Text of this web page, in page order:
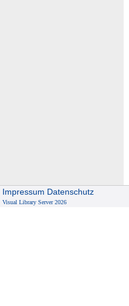
Impressum Datenschutz
Visual Library Server 2026